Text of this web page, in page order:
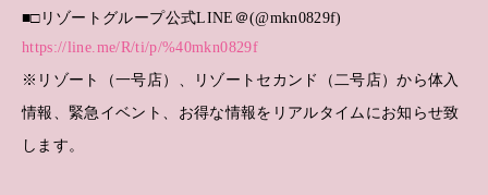
■□リゾートグループ公式LINE＠(@mkn0829f)
https://line.me/R/ti/p/%40mkn0829f
※リゾート（一号店）、リゾートセカンド（二号店）から体入
情報、緊急イベント、お得な情報をリアルタイムにお知らせ致
します。